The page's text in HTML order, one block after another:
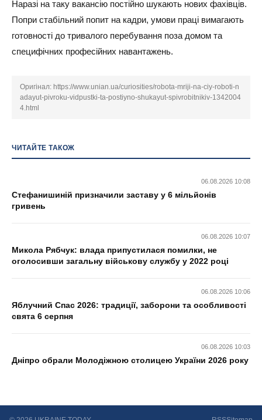
Наразі на таку вакансію постійно шукають нових фахівців.
Попри стабільний попит на кадри, умови праці вимагають
готовності до тривалого перебування поза домом та
специфічних професійних навантажень.
Оригінал: https://www.unian.ua/curiosities/robota-mriji-na-ciy-roboti-n
adayut-pivroku-vidpustki-ta-postiyno-shukayut-spivrobitnikiv-1342004
4.html
ЧИТАЙТЕ ТАКОЖ
06.08.2026 10:08
Стефанишиній призначили заставу у 6 мільйонів
гривень
06.08.2026 10:07
Микола Рябчук: влада припустилася помилки, не
оголосивши загальну військову службу у 2022 році
06.08.2026 10:06
Яблучний Спас 2026: традиції, заборони та особливості
свята 6 серпня
06.08.2026 10:03
Дніпро обрали Молодіжною столицею України 2026 року